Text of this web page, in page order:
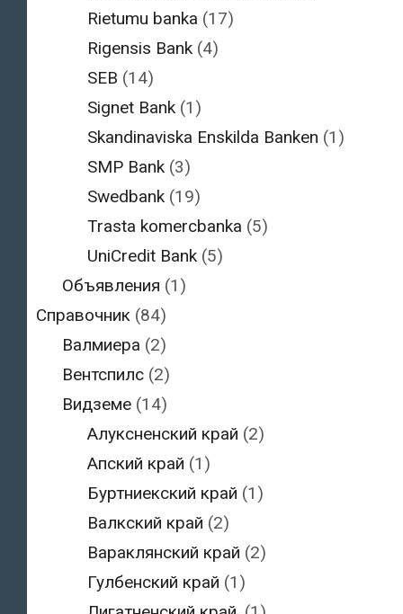
Rietumu banka (17)
Rigensis Bank (4)
SEB (14)
Signet Bank (1)
Skandinaviska Enskilda Banken (1)
SMP Bank (3)
Swedbank (19)
Trasta komercbanka (5)
UniCredit Bank (5)
Объявления (1)
Справочник (84)
Валмиера (2)
Вентспилс(2)
Видземе(14)
Алуксненский край (2)
Апский край (1)
Буртниекский край (1)
Валкский край (2)
Вараклянский край (2)
Гулбенский край (1)